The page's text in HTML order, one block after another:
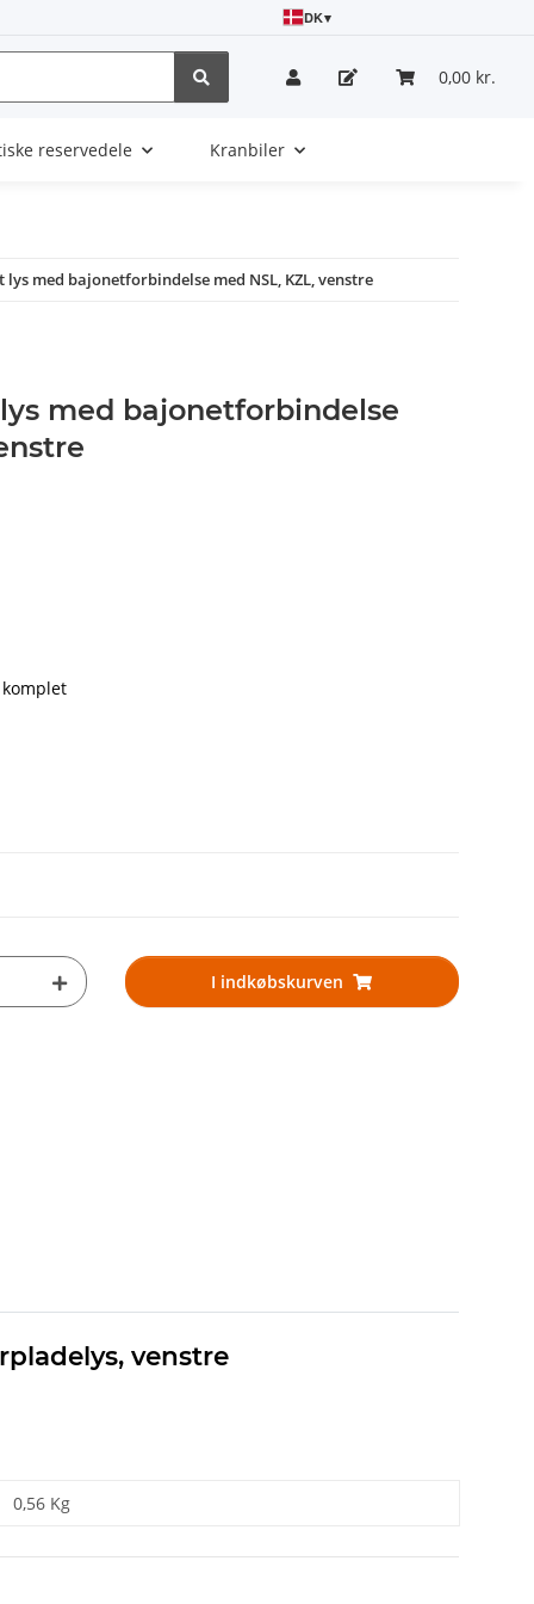
DK▾
0,00 kr.
reservedele Kranbiler
med bajonetforbindelse med NSL, KZL, venstre
med bajonetforbindelse
I indkøbskurven
venstre
0,56 Kg